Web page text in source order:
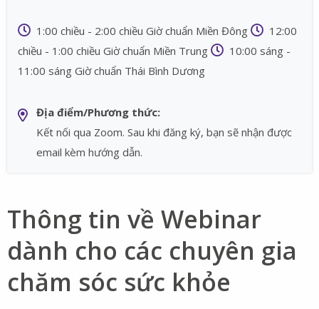
Thông tin về Webinar
dành cho các chuyên gia
chăm sóc sức khỏe
1:00 chiều - 2:00 chiều Giờ chuẩn Miền Đông
12:00
chiều - 1:00 chiều Giờ chuẩn Miền Trung
10:00 sáng -
11:00 sáng Giờ chuẩn Thái Bình Dương
Địa điểm/Phương thức:
Kết nối qua Zoom. Sau khi đăng ký, bạn sẽ nhận được
email kèm hướng dẫn.